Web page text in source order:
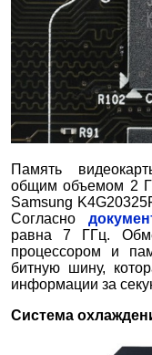
Память
общим объемом 2
Samsung
Согласно
равна 7 ГГц.
процессором и
битную шину,
информации за
Система